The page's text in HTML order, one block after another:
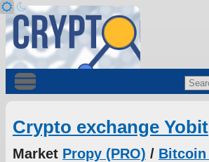
Crypto exchange Yobit
Market Propy (PRO) / Bitcoin